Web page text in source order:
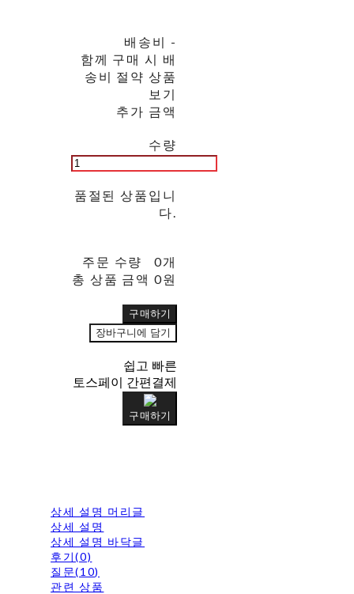
배송비 -
함께 구매 시 배
송비 절약 상품
보기
추가 금액
수량
품절된 상품입니
다.
주문 수량
0개
총 상품 금액 0원
구매하기
장바구니에 담기
쉽고 빠른
토스페이 간편결제
구매하기
상세 설명 머리글
상세 설명
상세 설명 바닥글
후기(0)
질문(10)
관련 상품